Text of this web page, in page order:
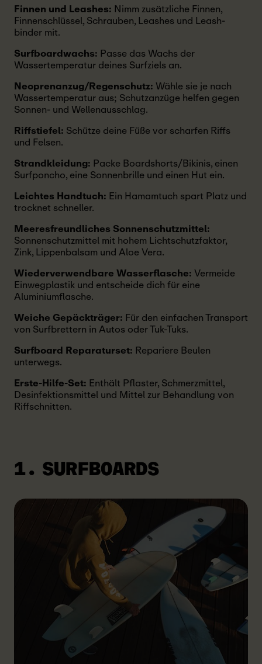
Finnen und Leashes: Nimm zusätzliche Finnen,
Finnenschlüssel, Schrauben, Leashes und Leash-
binder mit.
Surfboardwachs: Passe das Wachs der
Wassertemperatur deines Surfziels an.
Neoprenanzug/Regenschutz: Wähle sie je nach
Wassertemperatur aus; Schutzanzüge helfen gegen
Sonnen- und Wellenausschlag.
Riffstiefel: Schütze deine Füße vor scharfen Riffs
und Felsen.
Strandkleidung: Packe Boardshorts/Bikinis, einen
Surfponcho, eine Sonnenbrille und einen Hut ein.
Leichtes Handtuch: Ein Hamamtuch spart Platz und
trocknet schneller.
Meeresfreundliches Sonnenschutzmittel:
Sonnenschutzmittel mit hohem Lichtschutzfaktor,
Zink, Lippenbalsam und Aloe Vera.
Wiederverwendbare Wasserflasche:Vermeide
Einwegplastik und entscheide dich für eine
Aluminiumflasche.
Weiche Gepäckträger: Für den einfachen Transport
von Surfbrettern in Autos oder Tuk-Tuks.
Surfboard Reparaturset: Repariere Beulen
unterwegs.
Erste-Hilfe-Set: Enthält Pflaster, Schmerzmittel,
Desinfektionsmittel und Mittel zur Behandlung von
Riffschnitten.
1. SURFBOARDS